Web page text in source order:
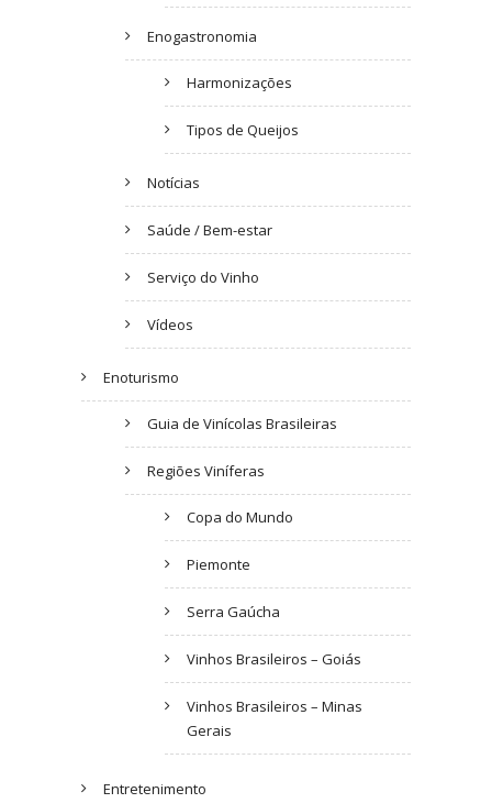
Enogastronomia
Harmonizações
Tipos de Queijos
Notícias
Saúde / Bem-estar
Serviço do Vinho
Vídeos
Enoturismo
Guia de Vinícolas Brasileiras
Regiões Viníferas
Copa do Mundo
Piemonte
Serra Gaúcha
Vinhos Brasileiros – Goiás
Vinhos Brasileiros – Minas
Gerais
Entretenimento